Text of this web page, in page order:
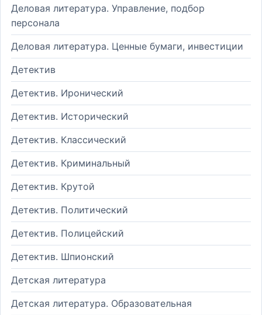
Деловая литература. Управление, подбор
персонала
Деловая литература. Ценные бумаги, инвестиции
Детектив
Детектив. Иронический
Детектив. Исторический
Детектив. Классический
Детектив. Криминальный
Детектив. Крутой
Детектив. Политический
Детектив. Полицейский
Детектив. Шпионский
Детская литература
Детская литература. Образовательная